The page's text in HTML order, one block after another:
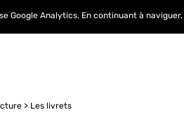
Les livrets
Google Analytics. En continuant à